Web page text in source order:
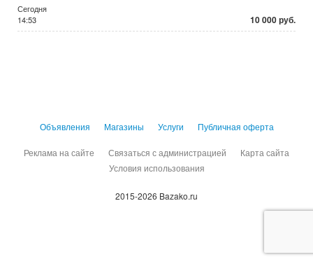
Сегодня
14:53
10 000 руб.
Объявления Магазины Услуги Публичная оферта
Реклама на сайте Связаться с администрацией
Карта сайта
Условия использования
2015-2026 Bazako.ru